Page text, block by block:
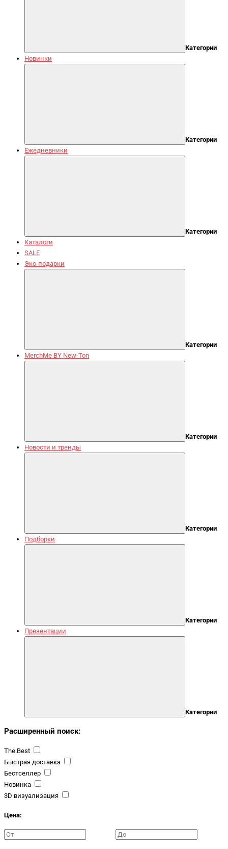
Категории
Новинки
Категории
Ежедневники
Категории
Каталоги
SALE
Эко-подарки
Категории
MerchMe BY New-Ton
Категории
Новости и тренды
Категории
Подборки
Категории
Презентации
Категории
Расширенный поиск:
The.Best
Быстрая доставка
Бестселлер
Новинка
3D визуализация
Цена: